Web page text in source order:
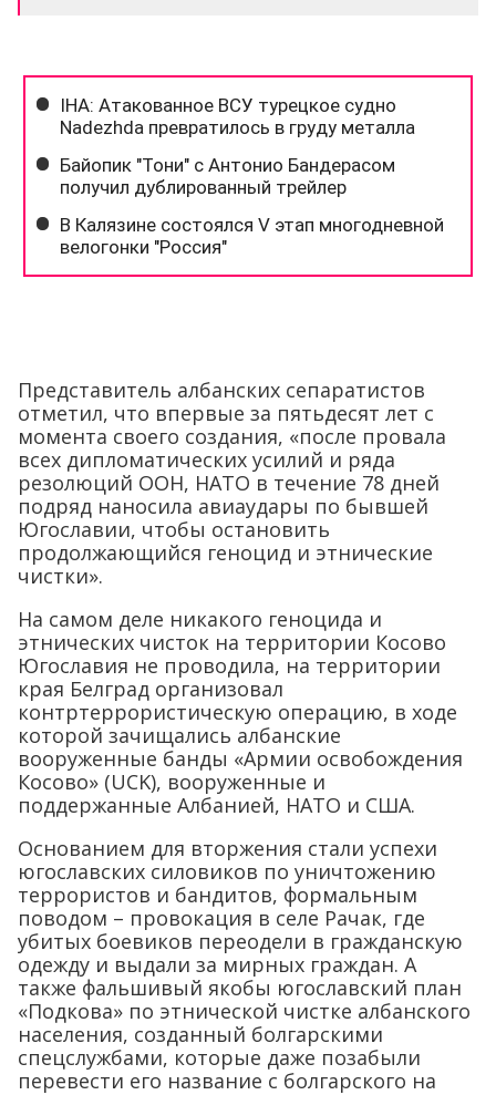
Представитель албанских сепаратистов
отметил, что впервые за пятьдесят лет с
момента своего создания, «после провала
всех дипломатических усилий и ряда
резолюций ООН, НАТО в течение 78 дней
подряд наносила авиаудары по бывшей
Югославии, чтобы остановить
продолжающийся геноцид и этнические
чистки».
На самом деле никакого геноцида и
этнических чисток на территории Косово
Югославия не проводила, на территории
края Белград организовал
контртеррористическую операцию, в ходе
которой зачищались албанские
вооруженные банды «Армии освобождения
Косово» (UCK), вооруженные и
поддержанные Албанией, НАТО и США.
Основанием для вторжения стали успехи
югославских силовиков по уничтожению
террористов и бандитов, формальным
поводом – провокация в селе Рачак, где
убитых боевиков переодели в гражданскую
одежду и выдали за мирных граждан. А
также фальшивый якобы югославский план
«Подкова» по этнической чистке албанского
населения, созданный болгарскими
спецслужбами, которые даже позабыли
перевести его название с болгарского на